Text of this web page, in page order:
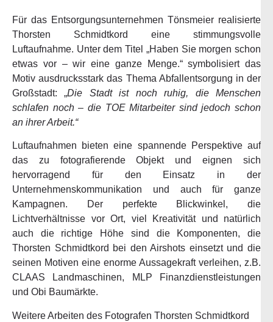
Für das Entsorgungsunternehmen Tönsmeier realisierte
Thorsten Schmidtkord eine stimmungsvolle
Luftaufnahme. Unter dem Titel „Haben Sie morgen schon
etwas vor – wir eine ganze Menge.“ symbolisiert das
Motiv ausdrucksstark das Thema Abfallentsorgung in der
Großstadt: „Die Stadt ist noch ruhig, die Menschen
schlafen noch – die TOE Mitarbeiter sind jedoch schon
an ihrer Arbeit.“
Luftaufnahmen bieten eine spannende Perspektive auf
das zu fotografierende Objekt und eignen sich
hervorragend für den Einsatz in der
Unternehmenskommunikation und auch für ganze
Kampagnen. Der perfekte Blickwinkel, die
Lichtverhältnisse vor Ort, viel Kreativität und natürlich
auch die richtige Höhe sind die Komponenten, die
Thorsten Schmidtkord bei den Airshots einsetzt und die
seinen Motiven eine enorme Aussagekraft verleihen, z.B.
CLAAS Landmaschinen, MLP Finanzdienstleistungen
und Obi Baumärkte.
Weitere Arbeiten des Fotografen Thorsten Schmidtkord